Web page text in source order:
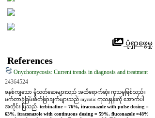
ပုံရှာဖွေမှု
References
Onychomycosis: Current trends in diagnosis and treatment
24364524
စနစ်ကျသော မှိုသတ်ဆေးများသည် အထိရောက်ဆုံး ကုသမှုဖြစ်သည်။
မက်တာခွဲခြမ်းစိတ်ဖြာချက်များသည် mycotic ကုသနှုန်းကို အောက်ပါ
အတိုင်း ပြသည်- terbinafine = 76%, itraconazole with pulse dosing =